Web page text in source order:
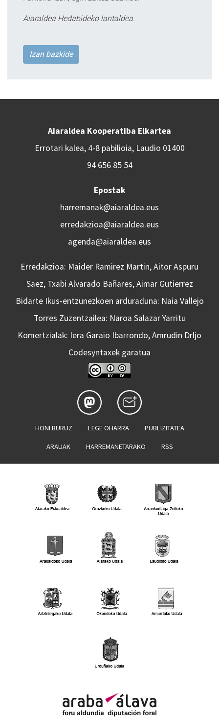
Aiaraldea Hedabideko lantaldea.
Izan bazkide
Aiaraldea Kooperatiba Elkartea
Errotari kalea, 4-8 pabilioia, Laudio 01400
94 656 85 54
Epostak
harremanak@aiaraldea.eus
erredakzioa@aiaraldea.eus
agenda@aiaraldea.eus
Erredakzioa: Maider Ramirez Martin, Aitor Aspuru
Saez, Txabi Alvarado Bañares, Aimar Gutierrez
Bidarte Ikus-entzunezkoen arduraduna: Naia Vallejo
Torres Zuzentzailea: Naroa Salazar Yarritu
Komertzialak: Iera Garaio Ibarrondo, Amrudin Drljo
Codesyntaxek garatua
HONI BURUZ LEGE OHARRA PUBLIZITATEA
ARAUAK HARREMANETARAKO RSS